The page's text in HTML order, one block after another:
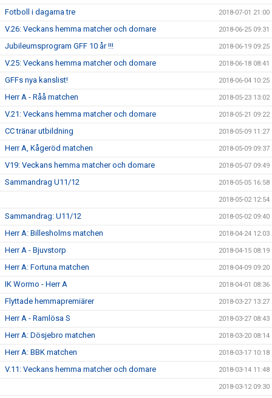
Fotboll i dagarna tre 2018-07-01 21:00
V.26: Veckans hemma matcher och domare 2018-06-25 09:31
Jubileumsprogram GFF 10 år !!! 2018-06-19 09:25
V.25: Veckans hemma matcher och domare 2018-06-18 08:41
GFFs nya kanslist! 2018-06-04 10:25
Herr A - Råå matchen 2018-05-23 13:02
V.21: Veckans hemma matcher och domare 2018-05-21 09:22
CC tränar utbildning 2018-05-09 11:27
Herr A, Kågeröd matchen 2018-05-09 09:37
V19: Veckans hemma matcher och domare 2018-05-07 09:49
Sammandrag U11/12 2018-05-05 16:58
2018-05-02 12:54
Sammandrag: U11/12 2018-05-02 09:40
Herr A: Billesholms matchen 2018-04-24 12:03
Herr A - Bjuvstorp 2018-04-15 08:19
Herr A: Fortuna matchen 2018-04-09 09:20
IK Wormo - Herr A 2018-04-01 08:36
Flyttade hemmapremiärer 2018-03-27 13:27
Herr A - Ramlösa S 2018-03-27 08:43
Herr A: Dösjebro matchen 2018-03-20 08:14
Herr A: BBK matchen 2018-03-17 10:18
V.11: Veckans hemma matcher och domare 2018-03-14 11:48
2018-03-12 09:30